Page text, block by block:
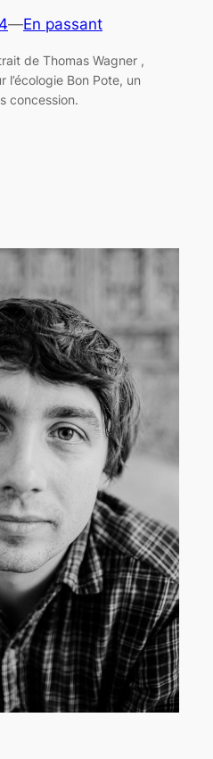
—En passant
de Thomas Wagner ,
Bon Pote, un
concession.